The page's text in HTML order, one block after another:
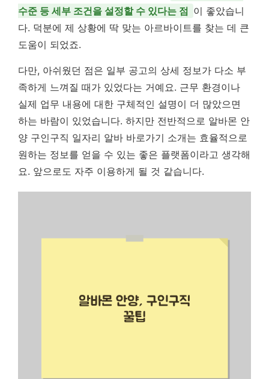
수준 등 세부 조건을 설정할 수 있다는 점 이 좋았습니
다. 덕분에 제 상황에 딱 맞는 아르바이트를 찾는 데 큰
도움이 되었죠.
다만, 아쉬웠던 점은 일부 공고의 상세 정보가 다소 부
족하게 느껴질 때가 있었다는 거예요. 근무 환경이나
실제 업무 내용에 대한 구체적인 설명이 더 많았으면
하는 바람이 있었습니다. 하지만 전반적으로 알바몬 안
양 구인구직 일자리 알바 바로가기 소개는 효율적으로
원하는 정보를 얻을 수 있는 좋은 플랫폼이라고 생각해
요. 앞으로도 자주 이용하게 될 것 같습니다.